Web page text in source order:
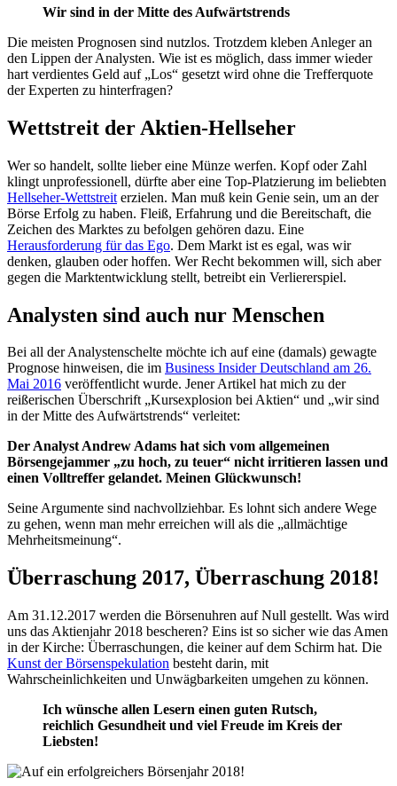
Wir sind in der Mitte des Aufwärtstrends
Die meisten Prognosen sind nutzlos. Trotzdem kleben Anleger an
den Lippen der Analysten. Wie ist es möglich, dass immer wieder
hart verdientes Geld auf „Los“ gesetzt wird ohne die Trefferquote
der Experten zu hinterfragen?
Wettstreit der Aktien-Hellseher
Wer so handelt, sollte lieber eine Münze werfen. Kopf oder Zahl
klingt unprofessionell, dürfte aber eine Top-Platzierung im beliebten
Hellseher-Wettstreit erzielen. Man muß kein Genie sein, um an der
Börse Erfolg zu haben. Fleiß, Erfahrung und die Bereitschaft, die
Zeichen des Marktes zu befolgen gehören dazu. Eine
Herausforderung für das Ego. Dem Markt ist es egal, was wir
denken, glauben oder hoffen. Wer Recht bekommen will, sich aber
gegen die Marktentwicklung stellt, betreibt ein Verliererspiel.
Analysten sind auch nur Menschen
Bei all der Analystenschelte möchte ich auf eine (damals) gewagte
Prognose hinweisen, die im Business Insider Deutschland am 26.
Mai 2016 veröffentlicht wurde. Jener Artikel hat mich zu der
reißerischen Überschrift „Kursexplosion bei Aktien“ und „wir sind
in der Mitte des Aufwärtstrends“ verleitet:
Der Analyst Andrew Adams hat sich vom allgemeinen
Börsengejammer „zu hoch, zu teuer“ nicht irritieren lassen und
einen Volltreffer gelandet. Meinen Glückwunsch!
Seine Argumente sind nachvollziehbar. Es lohnt sich andere Wege
zu gehen, wenn man mehr erreichen will als die „allmächtige
Mehrheitsmeinung“.
Überraschung 2017, Überraschung 2018!
Am 31.12.2017 werden die Börsenuhren auf Null gestellt. Was wird
uns das Aktienjahr 2018 bescheren? Eins ist so sicher wie das Amen
in der Kirche: Überraschungen, die keiner auf dem Schirm hat. Die
Kunst der Börsenspekulation besteht darin, mit
Wahrscheinlichkeiten und Unwägbarkeiten umgehen zu können.
Ich wünsche allen Lesern einen guten Rutsch,
reichlich Gesundheit und viel Freude im Kreis der
Liebsten!